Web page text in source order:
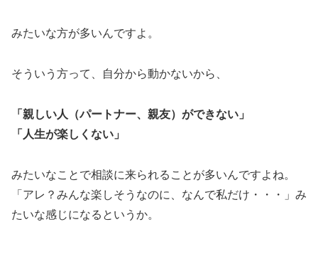
みたいな方が多いんですよ。
そういう方って、自分から動かないから、
「親しい人（パートナー、親友）ができない」
「人生が楽しくない」
みたいなことで相談に来られることが多いんですよね。
「アレ？みんな楽しそうなのに、なんで私だけ・・・」み
たいな感じになるというか。